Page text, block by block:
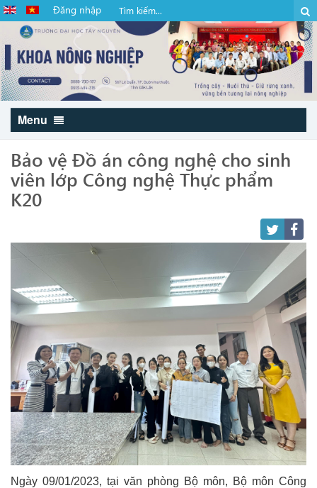
Đăng nhập
Menu
Bảo vệ Đồ án công nghệ cho sinh
viên lớp Công nghệ Thực phẩm
K20
Ngày 09/01/2023, tại văn phòng Bộ môn, Bộ môn Công